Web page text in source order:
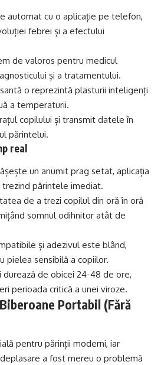
automat cu o aplicație pe telefon,
febrei și a efectului
de valoros pentru medicul
și a tratamentului.
o reprezintă plasturii inteligenți
a temperaturii.
copilului și transmit datele în
părintelui.
real
un anumit prag setat, aplicația
părintele imediat.
de a trezi copilul din oră în oră
somnul odihnitor atât de
și adezivul este blând,
pielea sensibilă a copiilor.
de obicei 24-48 de ore,
perioada critică a unei viroze.
Portabil (Fără
pentru părinții moderni, iar
a fost mereu o problemă